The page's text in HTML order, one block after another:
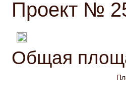
Проект №
Общая